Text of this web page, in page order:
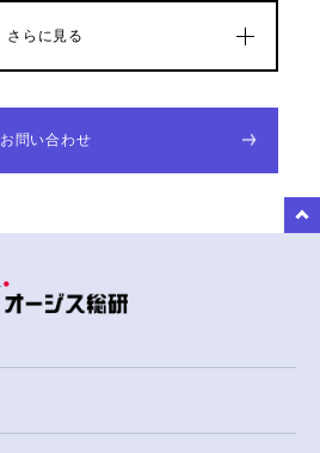
さらに見る
お問い合わせ